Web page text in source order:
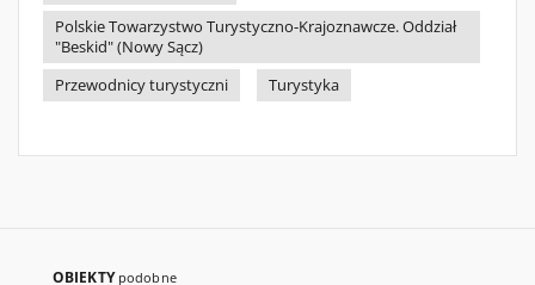
Polskie Towarzystwo Turystyczno-Krajoznawcze. Oddział
"Beskid" (Nowy Sącz)
Przewodnicy turystyczni
Turystyka
OBIEKTY podobne